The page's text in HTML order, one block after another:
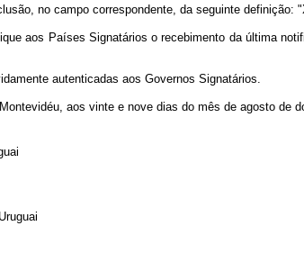
no campo correspondente, da seguinte definição:
aos Países Signatários o recebimento da última
autenticadas aos Governos Signatários.
aos vinte e nove dias do mês de agosto de